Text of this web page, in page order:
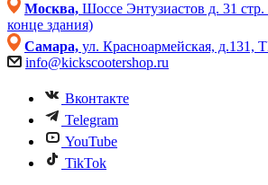
Москва, Шоссе Энтузиастов д. 31
конце здания)
Самара, ул. Красноармейская, д.131,
info@kickscootershop.ru
Вконтакте
Telegram
YouTube
TikTok